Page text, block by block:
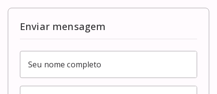
Enviar mensagem